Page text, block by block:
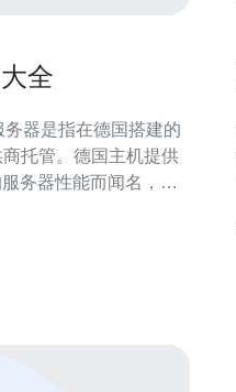
全
托管。德国主机提供
务器性能而闻名，因